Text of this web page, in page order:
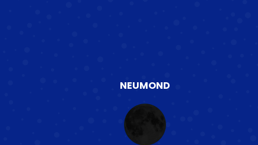
NEUMOND